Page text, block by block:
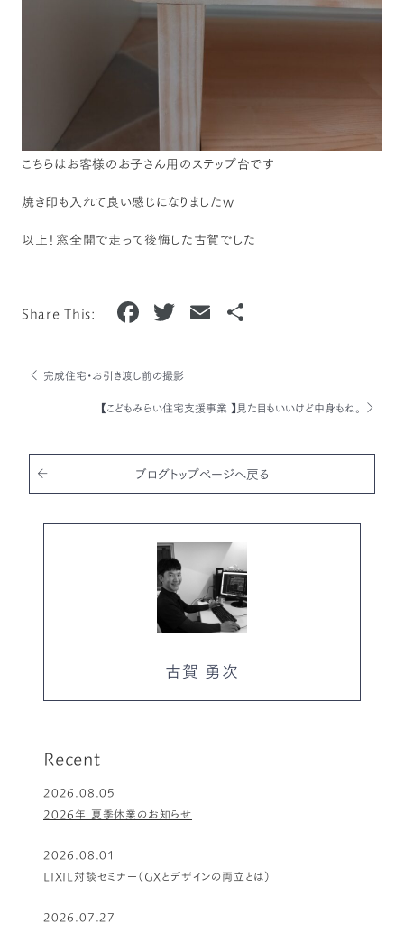
こちらはお客様のお子さん用のステップ台です
焼き印も入れて良い感じになりましたw
以上！窓全開で走って後悔した古賀でした
Share This: F
c
e
b
o
o
k
T
it
te
r
E
l
完成住宅・お引き渡し前の撮影
【こどもみらい住宅支援事業 】見た目もいいけど中身もね。
ブログトップページへ戻る
古賀 勇次
Recent
2026.08.05
2026年 夏季休業のお知らせ
2026.08.01
LIXIL対談セミナー（GXとデザインの両立とは）
2026.07.27